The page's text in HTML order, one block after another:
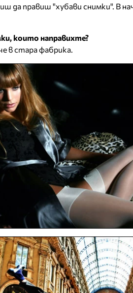
да правиш "хубави снимки". В
които направихте?
в стара фабрика.